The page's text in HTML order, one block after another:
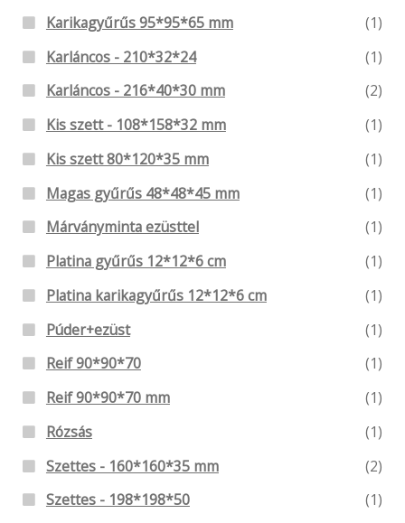
Karikagyűrűs 95*95*65 mm
(1)
Karláncos - 210*32*24
(1)
Karláncos - 216*40*30 mm
(2)
Kis szett - 108*158*32 mm
(1)
Kis szett 80*120*35 mm
(1)
Magas gyűrűs 48*48*45 mm
(1)
Márványminta ezüsttel
(1)
Platina gyűrűs 12*12*6 cm
(1)
Platina karikagyűrűs 12*12*6 cm
(1)
Púder+ezüst
(1)
Reif 90*90*70
(1)
Reif 90*90*70 mm
(1)
Rózsás
(1)
Szettes - 160*160*35 mm
(2)
Szettes - 198*198*50
(1)